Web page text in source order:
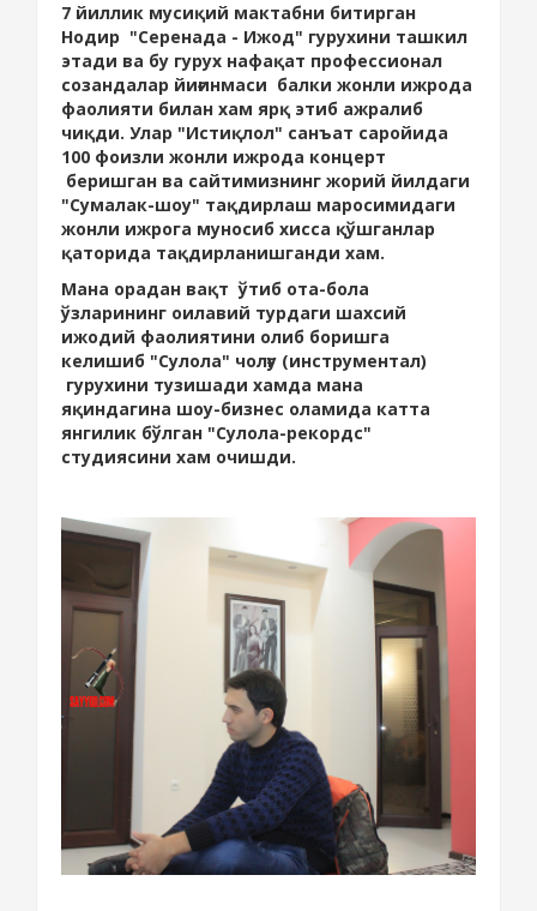
7 йиллик мусиқий мактабни битирган
Нодир "Серенада - Ижод" гурухини ташкил
этади ва бу гурух нафақат профессионал
созандалар йиғинмаси балки жонли ижрода
фаолияти билан хам ярқ этиб ажралиб
чиқди. Улар "Истиқлол" санъат саройида
100 фоизли жонли ижрода концерт
беришган ва сайтимизнинг жорий йилдаги
"Сумалак-шоу" тақдирлаш маросимидаги
жонли ижрога муносиб хисса қўшганлар
қаторида тақдирланишганди хам.
Мана орадан вақт ўтиб ота-бола
ўзларининг оилавий турдаги шахсий
ижодий фаолиятини олиб боришга
келишиб "Сулола" чолғу (инструментал)
гурухини тузишади хамда мана
яқиндагина шоу-бизнес оламида катта
янгилик бўлган "Сулола-рекордс"
студиясини хам очишди.